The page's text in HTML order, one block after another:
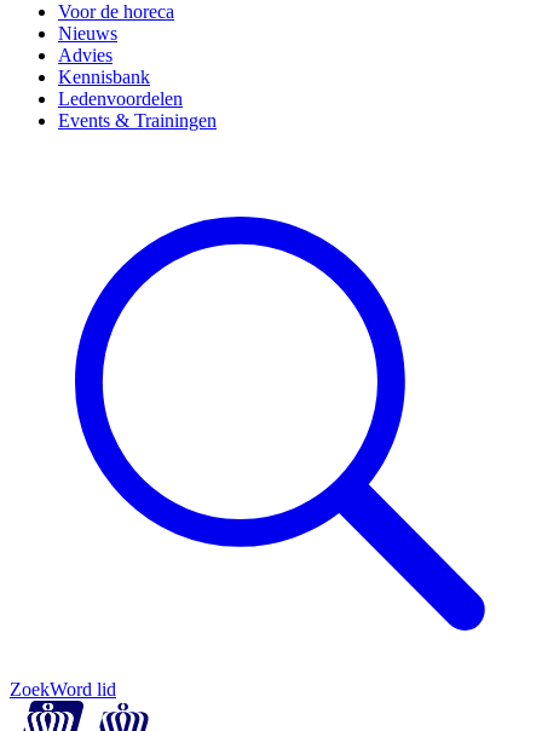
Voor de horeca
Nieuws
Advies
Kennisbank
Ledenvoordelen
Events & Trainingen
ZoekWord lid